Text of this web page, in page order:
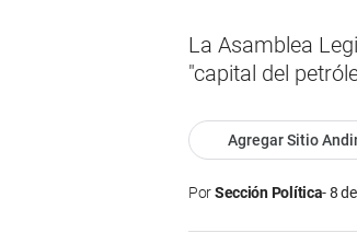
La Asamblea
"capital del
Agregar Sitio
PorSección Política 8